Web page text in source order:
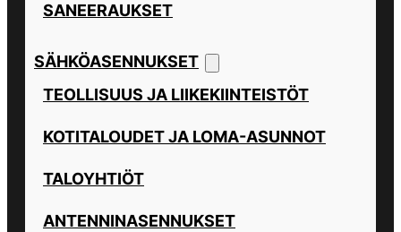
SANEERAUKSET
SÄHKÖASENNUKSET
TEOLLISUUS JA LIIKEKIINTEISTÖT
KOTITALOUDET JA LOMA-ASUNNOT
TALOYHTIÖT
ANTENNINASENNUKSET